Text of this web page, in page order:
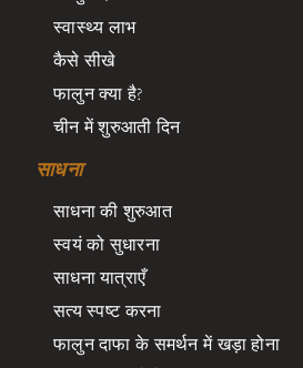
स्वास्थ्य लाभ
कैसे सीखे
फालुन क्या है?
चीन में शुरुआती दिन
साधना
साधना की शुरुआत
स्वयं को सुधारना
साधना यात्राएँ
सत्य स्पष्ट करना
फालुन दाफा के समर्थन में खड़ा होना